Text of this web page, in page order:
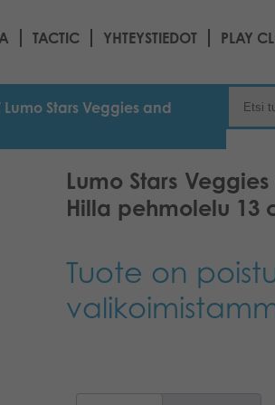
TACTIC YHTEYSTIEDOT PLAY
Lumo Stars Veggies and
Lumo Stars
Hilla pehmolelu 13
Tuote on